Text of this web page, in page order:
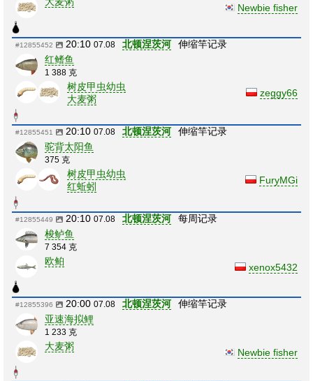
Newbie fisher
#12855452 20:10 07.08 北顿涅茨河
伸缩竿记录
红鳍鱼
1 388 克
树皮甲虫幼虫
大麦粥
zeggy66
#12855451 20:10 07.08 北顿涅茨河
伸缩竿记录
驼背太阳鱼
375 克
树皮甲虫幼虫
红蚯蚓
FuryMGi
#12855449 20:10 07.08 北顿涅茨河
每周记录
梭鲈鱼
7 354 克
欧鲌
xenox5432
#12855396 20:00 07.08 北顿涅茨河
伸缩竿记录
亚速海拟鲤
1 233 克
大麦粥
Newbie fisher